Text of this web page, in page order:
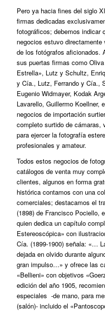
Pero ya hacia fines del siglo
firmas dedicadas
fotográficos; debemos indicar
negocios estuvo
de los fotógrafos aficionados.
sus puertas firmas como
Estrella», Lutz y Schultz,
y Cía., Lutz, Ferrando y Cía.,
Eugenio Widmayer, Kodak
Lavarello, Guillermo Koellner,
negocios de importación
completo surtido de cámaras,
para ejercer la fotografía
profesionales y amateur.
Todos estos negocios de
catálogos de venta muy
clientes, algunos en forma
histórica contamos con una
comerciales; destacamos el
(1898) de Francisco Pociello,
quien dedica un capítulo
Estereoscópica» con
Cía. (1899-1900) señala: «…
dejada en olvido durante
gran impulso…» y ofrece las
«Bellieni» con objetivos
edición del año 1905,
especiales ‑de mano, para
(salón)‑ incluido el